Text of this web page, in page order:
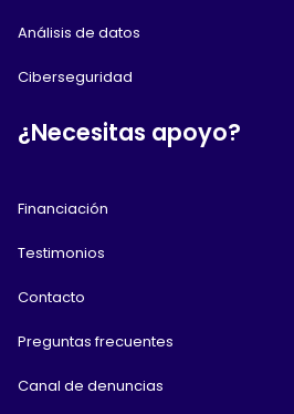
Análisis de datos
Ciberseguridad
¿Necesitas apoyo?
Financiación
Testimonios
Contacto
Preguntas frecuentes
Canal de denuncias